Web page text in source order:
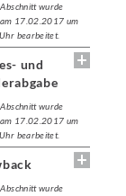
wurde
17.02.2017 um
bearbeitet.
und
wurde
17.02.2017 um
bearbeitet.
wurde